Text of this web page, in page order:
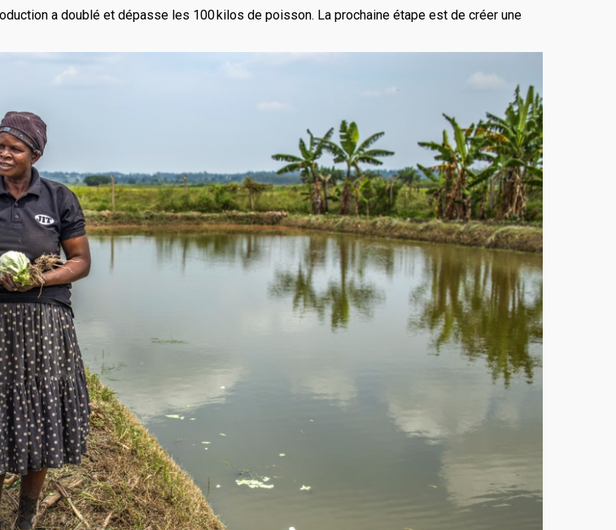
a doublé et dépasse les 100 kilos de poisson. La prochaine étape est de créer une